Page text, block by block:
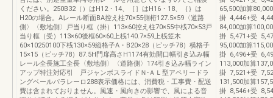
ください。250B32（）はH12・14、［］はH16・18、｛｝は
H20の場合。Aレール断面BA控え柱70×55側桁127.5×59〈道路
側〉〈敷地側〉戸当り框（掛）113×60控え柱70×55中桟70×53戸
当り框（受）113×60後框60×60上桟140.7×59上桟笠木
60×10250100下桟130×59縦格子A・B20×28（ピッチ78）横格子
15×15（ピッチ78）87.5H門扉高さH1174有効開口幅引き込み幅
レール全長施工全長〈敷地側〉〈道路側〉174引き込み幅ライン
アップ特注対応引 戸ジャンボスライドＮ-ＡＬ型アペリードラ
ングベールパラレーロ288表示価格には、消費税・工事費・配送
費は含まれておりません。風速・風向きの影響で、風による音
65,500加算
掛 4,446+受
84,000加算
掛 5,471+受
95,000加算
掛 6,496+受
113,000加算
掛 7,521+受
131,500加算
掛 8,546+受